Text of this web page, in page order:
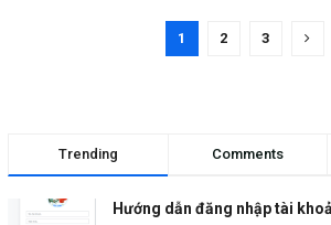
1 2 3
Trending Comments
Hướng dẫn đăng nhập tài